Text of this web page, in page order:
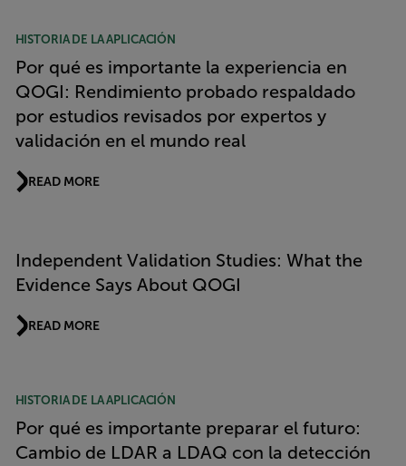
HISTORIA DE LA APLICACIÓN
Por qué es importante la experiencia en
QOGI: Rendimiento probado respaldado
por estudios revisados por expertos y
validación en el mundo real
READ MORE
Independent Validation Studies: What the
Evidence Says About QOGI
READ MORE
HISTORIA DE LA APLICACIÓN
Por qué es importante preparar el futuro:
Cambio de LDAR a LDAQ con la detección